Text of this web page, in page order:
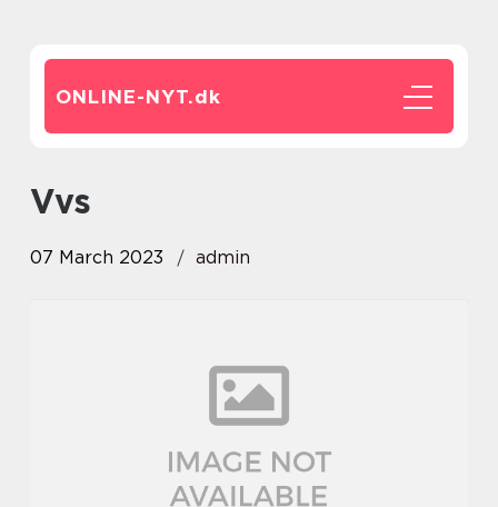
ONLINE-NYT.dk
vvs
07 March 2023 admin